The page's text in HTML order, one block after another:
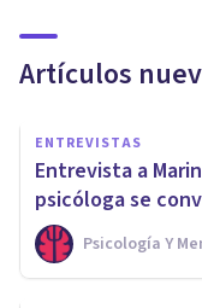
Artículos
ENTREVISTAS
Entrevista a
psicóloga se
Psicología Y